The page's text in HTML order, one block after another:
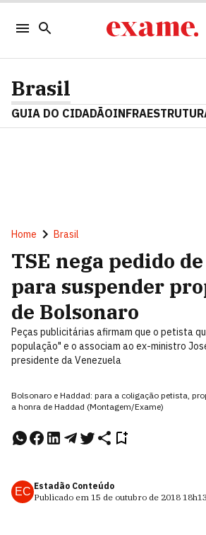
Brasil
GUIA DO CIDADÃO
Home Brasil
TSE nega pedido
para suspender
de Bolsonaro
Peças publicitárias afirmam que o petista
população" e o associam ao ex-ministro
presidente da Venezuela
Bolsonaro e Haddad: para a coligação petista,
a honra de Haddad (Montagem/Exame)
EC Estadão Conteúdo
Publicado em 15 de outubro de 2018 18h13